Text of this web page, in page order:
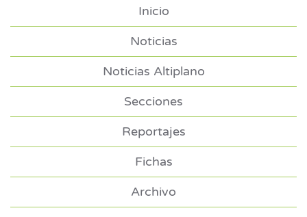
Inicio
Noticias
Noticias Altiplano
Secciones
Reportajes
Fichas
Archivo